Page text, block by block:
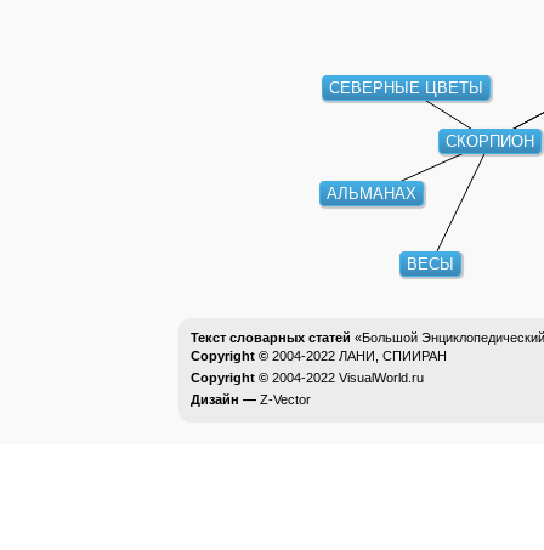
СКОРПИОН
СЕВЕРНЫЕ ЦВЕТЫ
ВЕСЫ
АЛЬМАНАХ
Текст словарных статей «Большой
Copyright © 2004-2022 ЛАНИ, СПИИРАН
Copyright © 2004-2022 VisualWorld.ru
Дизайн — Z-Vector